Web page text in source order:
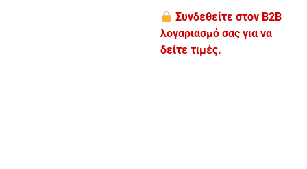
Συνδεθείτε στον B2B
λογαριασμό σας για να
δείτε τιμές.